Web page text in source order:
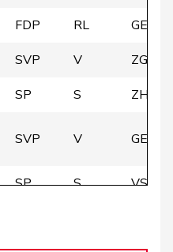
FDP RL
GE
SVP V
ZG
SP S ZH
SVP V GE
SP S
VS